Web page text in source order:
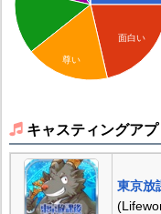
面白い
尊い
キャスティングアプ
東京放